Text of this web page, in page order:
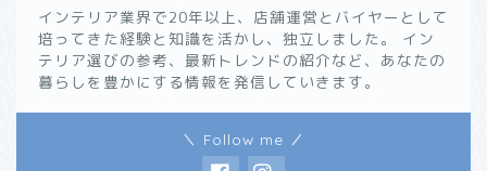
インテリア業界で20年以上、店舗運営とバイヤーとして
培ってきた経験と知識を活かし、独立しました。 イン
テリア選びの参考、最新トレンドの紹介など、あなたの
暮らしを豊かにする情報を発信していきます。
＼ Follow me ／